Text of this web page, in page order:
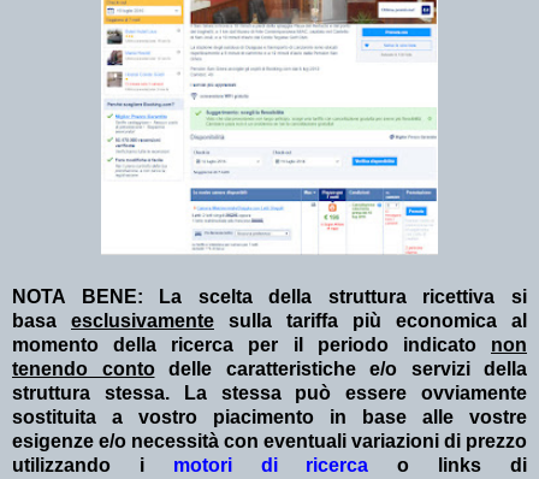
NOTA BENE: La scelta della struttura ricettiva si
basa esclusivamente sulla tariffa più economica al
momento della ricerca per il periodo indicato non
tenendo contodelle caratteristiche e/o servizi della
struttura stessa. La stessa può essere ovviamente
sostituita a vostro piacimento in base alle vostre
esigenze e/o necessità con eventuali variazioni di prezzo
utilizzando i motori di ricerca o links di